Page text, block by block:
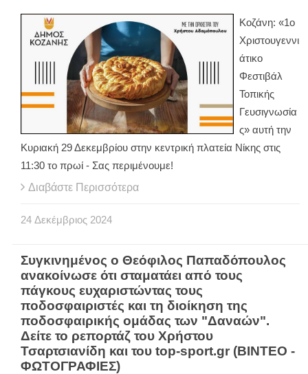
Κοζάνη: «1ο
Χριστουγεννι
άτικο
Φεστιβάλ
Τοπικής
Γευσιγνωσία
ς» αυτή την
Κυριακή 29 Δεκεμβρίου στην κεντρική πλατεία Νίκης στις
11:30 το πρωί - Σας περιμένουμε!
Διαβάστε Περισσότερα
24 Δεκέμβριος 2024
Συγκινημένος ο Θεόφιλος Παπαδόπουλος
ανακοίνωσε ότι σταματάει από τους
πάγκους ευχαριστώντας τους
ποδοσφαιριστές και τη διοίκηση της
ποδοσφαιρικής ομάδας των "Δαναών".
Δείτε το ρεπορτάζ του Χρήστου
Τσαρτσιανίδη και του top-sport.gr (ΒΙΝΤΕΟ -
ΦΩΤΟΓΡΑΦΙΕΣ)